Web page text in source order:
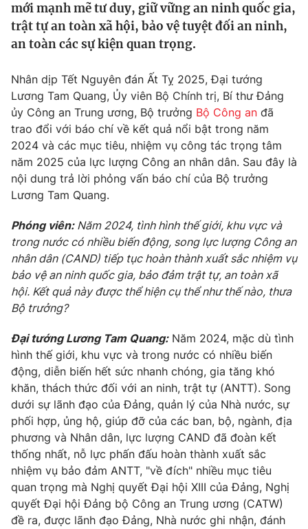
Tin tức
Thế giới đó đây
Câu chuyện quốc tế
Kinh tế
Thị trường
Góc doanh nghiệp
Truyền hình
Phim VTV
Hậu trường
Nhân vật
Khán giả
Giải sao mai
Giải trí
Điện ảnh
Âm nhạc
Sao
Đời sống
Làm đẹp
Chất lượng cuộc sống
Giáo dục
Tuyển sinh
Học trực tuyến
Công nghệ
Hitech Công nghệ tương lai
Thị trường
Tư vấn
Giao lưu trực tuyến
Lịch phát sóng
Chuyên mục khác
Emagazine Podcast
Photo Infographic
Video Shorts video
mới mạnh mẽ tư duy, giữ vững an ninh quốc gia,
trật tự an toàn xã hội, bảo vệ tuyệt đối an ninh,
an toàn các sự kiện quan trọng.
Nhân dịp Tết Nguyên đán Ất Tỵ 2025, Đại tướng
Lương Tam Quang, Ủy viên Bộ Chính trị, Bí thư Đảng
ủy Công an Trung ương, Bộ trưởng Bộ Công an đã
trao đổi với báo chí về kết quả nổi bật trong năm
2024 và các mục tiêu, nhiệm vụ công tác trọng tâm
năm 2025 của lực lượng Công an nhân dân. Sau đây là
nội dung trả lời phỏng vấn báo chí của Bộ trưởng
Lương Tam Quang.
Phóng viên: Năm 2024, tình hình thế giới, khu vực và
trong nước có nhiều biến động, song lực lượng Công an
nhân dân (CAND) tiếp tục hoàn thành xuất sắc nhiệm vụ
bảo vệ an ninh quốc gia, bảo đảm trật tự, an toàn xã
hội. Kết quả này được thể hiện cụ thể như thế nào, thưa
Bộ trưởng?
Đại tướng Lương Tam Quang:Năm 2024, mặc dù tình
hình thế giới, khu vực và trong nước có nhiều biến
động, diễn biến hết sức nhanh chóng, gia tăng khó
khăn, thách thức đối với an ninh, trật tự (ANTT). Song
dưới sự lãnh đạo của Đảng, quản lý của Nhà nước, sự
phối hợp, ủng hộ, giúp đỡ của các ban, bộ, ngành, địa
phương và Nhân dân, lực lượng CAND đã đoàn kết
thống nhất, nỗ lực phấn đấu hoàn thành xuất sắc
nhiệm vụ bảo đảm ANTT, "về đích" nhiều mục tiêu
quan trọng mà Nghị quyết Đại hội XIII của Đảng, Nghị
quyết Đại hội Đảng bộ Công an Trung ương (CATW)
đề ra, được lãnh đạo Đảng, Nhà nước ghi nhận, đánh